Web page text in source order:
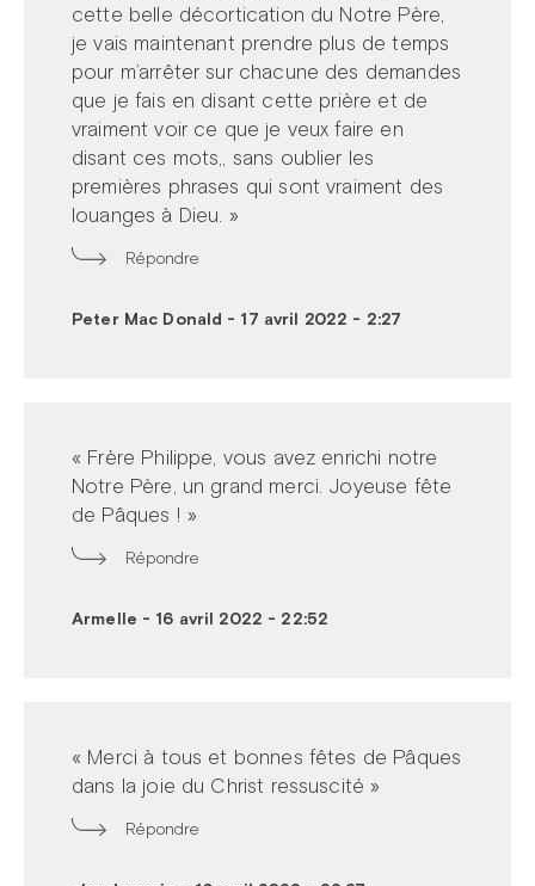
cette belle décortication du Notre Père,
je vais maintenant prendre plus de temps
pour m’arrêter sur chacune des demandes
que je fais en disant cette prière et de
vraiment voir ce que je veux faire en
disant ces mots,, sans oublier les
premières phrases qui sont vraiment des
louanges à Dieu. »
Répondre
Peter Mac Donald - 17 avril 2022 - 2:27
« Frère Philippe, vous avez enrichi notre
Notre Père, un grand merci. Joyeuse fête
de Pâques ! »
Répondre
Armelle - 16 avril 2022 - 22:52
« Merci à tous et bonnes fêtes de Pâques
dans la joie du Christ ressuscité »
Répondre